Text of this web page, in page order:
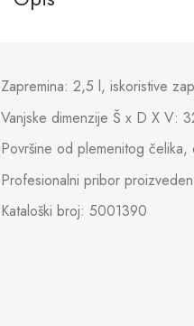
Zapremina: 2,5 l, iskoristive
Vanjske dimenzije Š x D X V:
Površine od plemenitog
Profesionalni pribor
Kataloški broj: 5001390